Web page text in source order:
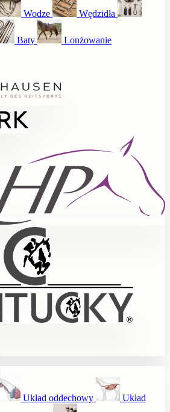
Wodze Wędzidła
Baty
Lonżowanie
Układ oddechowy Układ